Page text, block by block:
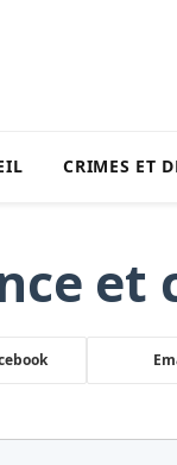
CRIMES ET
et